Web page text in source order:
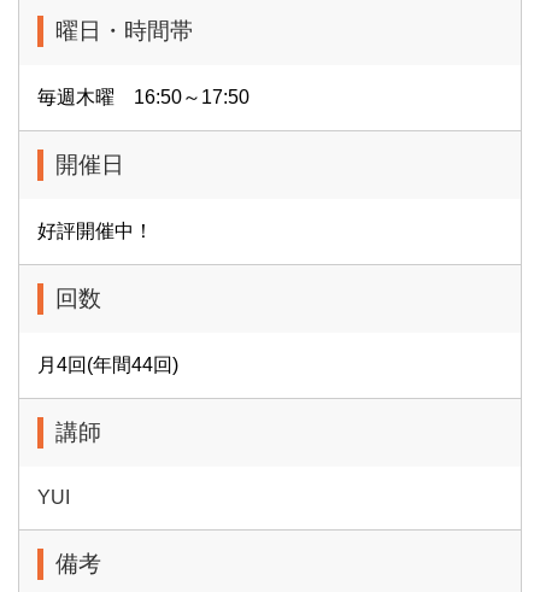
曜日・時間帯
毎週木曜 16:50～17:50
開催日
好評開催中！
回数
月4回(年間44回)
講師
YUI
備考